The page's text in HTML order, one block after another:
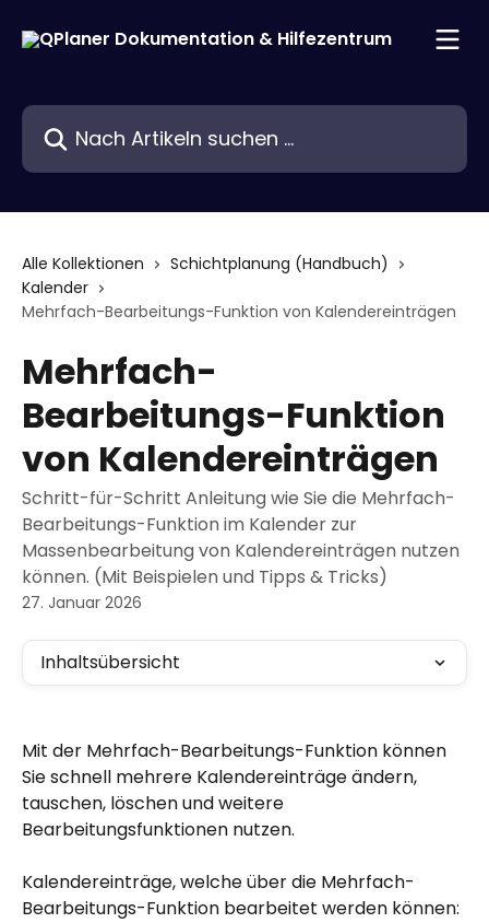
Nach Artikeln suchen …
Alle Kollektionen
Schichtplanung (Handbuch)
Kalender
Mehrfach-Bearbeitungs-Funktion von Kalendereinträgen
Mehrfach-
Bearbeitungs-Funktion
von Kalendereinträgen
Schritt-für-Schritt Anleitung wie Sie die Mehrfach-
Bearbeitungs-Funktion im Kalender zur
Massenbearbeitung von Kalendereinträgen nutzen
können. (Mit Beispielen und Tipps & Tricks)
27. Januar 2026
Inhaltsübersicht
Mit der Mehrfach-Bearbeitungs-Funktion können
Sie schnell mehrere Kalendereinträge ändern,
tauschen, löschen und weitere
Bearbeitungsfunktionen nutzen.
Kalendereinträge, welche über die Mehrfach-
Bearbeitungs-Funktion bearbeitet werden können: